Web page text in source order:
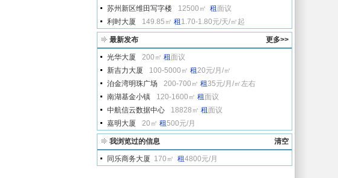
苏州新区维田写字楼
12500㎡ 租面议
利时大厦
149.85㎡ 租 1.70-1.80元/天/㎡起
更多>>
最新发布
光华大厦 200㎡ 租面议
新吉力大厦
100-5000㎡ 租20元/月/㎡
泊金湾明珠广场
200-700㎡ 租35元/月/㎡左右
南湖基金小镇
120-1600㎡ 租面议
中航信云数据中心
18828㎡ 租面议
嘉明大厦
20㎡ 租500元/月
清空
我浏览过的信息
同乐商务大厦 170㎡ 租4800元/月